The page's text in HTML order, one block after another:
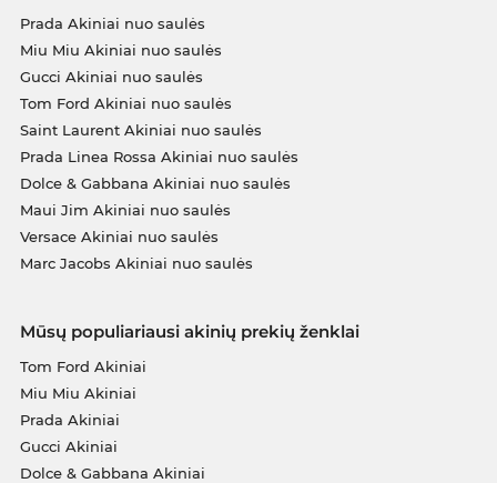
Prada Akiniai nuo saulės
Miu Miu Akiniai nuo saulės
Gucci Akiniai nuo saulės
Tom Ford Akiniai nuo saulės
Saint Laurent Akiniai nuo saulės
Prada Linea Rossa Akiniai nuo saulės
Dolce & Gabbana Akiniai nuo saulės
Maui Jim Akiniai nuo saulės
Versace Akiniai nuo saulės
Marc Jacobs Akiniai nuo saulės
Mūsų populiariausi akinių prekių ženklai
Tom Ford Akiniai
Miu Miu Akiniai
Prada Akiniai
Gucci Akiniai
Dolce & Gabbana Akiniai